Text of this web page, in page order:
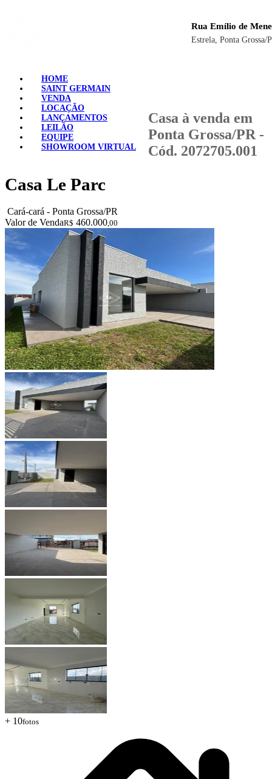
Rua Emílio de
Estrela, Ponta Grossa/
HOME
SAINT GERMAIN
VENDA
LOCAÇÃO
LANÇAMENTOS
LEILÃO
EQUIPE
SHOWROOM VIRTUAL
Casa à venda em
Ponta Grossa/PR -
Cód. 2072705.001
Casa Le Parc
Cará-cará - Ponta Grossa/PR
Valor de VendaR$ 460.000,00
+ 10fotos